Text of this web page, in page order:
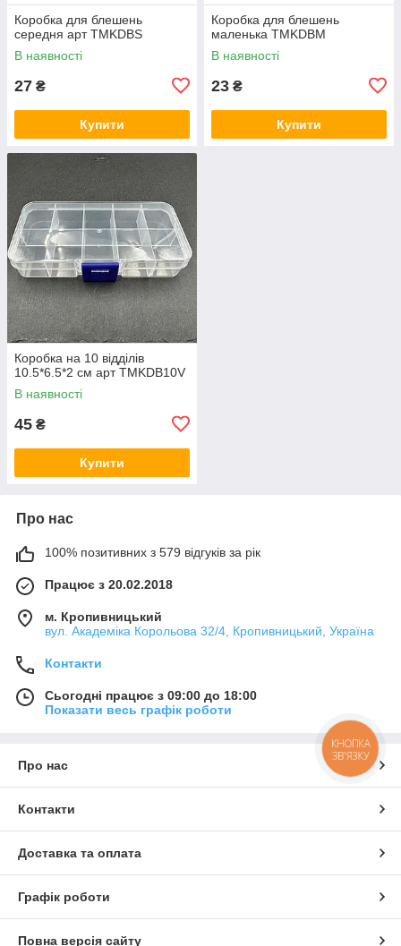
Коробка для блешень
середня арт TMKDBS
В наявності
27 ₴
Купити
Коробка для блешень
маленька TMKDBM
В наявності
23 ₴
Купити
Коробка на 10 відділів
10.5*6.5*2 см арт TMKDB10V
В наявності
45 ₴
Купити
Про нас
100% позитивних з 579 відгуків за рік
Працює з 20.02.2018
м. Кропивницький
вул. Академіка Корольова 32/4, Кропивницький, Україна
Контакти
Сьогодні працює з 09:00 до 18:00
Показати весь графік роботи
Про нас
Контакти
Доставка та оплата
Графік роботи
Повна версія сайту
КНОПКА
ЗВ'ЯЗКУ